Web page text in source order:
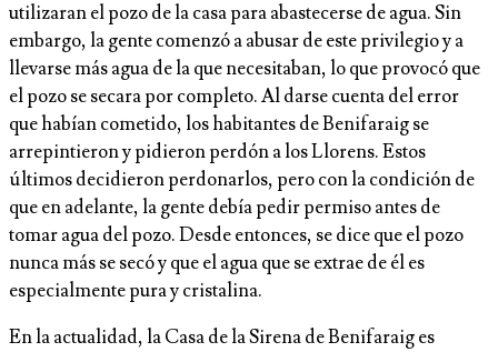
utilizaran el pozo de la casa para abastecerse de agua. Sin
embargo, la gente comenzó a abusar de este privilegio y a
llevarse más agua de la que necesitaban, lo que provocó que
el pozo se secara por completo. Al darse cuenta del error
que habían cometido, los habitantes de Benifaraig se
arrepintieron y pidieron perdón a los Llorens. Estos
últimos decidieron perdonarlos, pero con la condición de
que en adelante, la gente debía pedir permiso antes de
tomar agua del pozo. Desde entonces, se dice que el pozo
nunca más se secó y que el agua que se extrae de él es
especialmente pura y cristalina.
En la actualidad, la Casa de la Sirena de Benifaraig es